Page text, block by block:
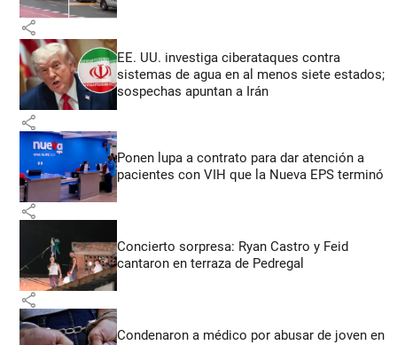
share
EE. UU. investiga ciberataques contra
sistemas de agua en al menos siete estados;
sospechas apuntan a Irán
share
Ponen lupa a contrato para dar atención a
pacientes con VIH que la Nueva EPS terminó
share
Concierto sorpresa: Ryan Castro y Feid
cantaron en terraza de Pedregal
share
Condenaron a médico por abusar de joven en